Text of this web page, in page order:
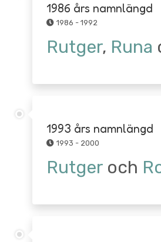
1986 års namnlängd
1986 - 1992
Rutger, Runa
1993 års namnlängd
1993 - 2000
Rutger och